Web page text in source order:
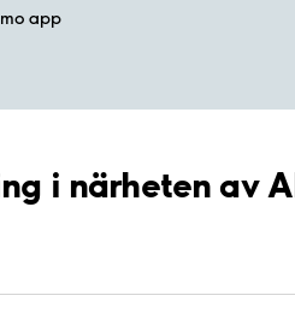
app
i närheten av